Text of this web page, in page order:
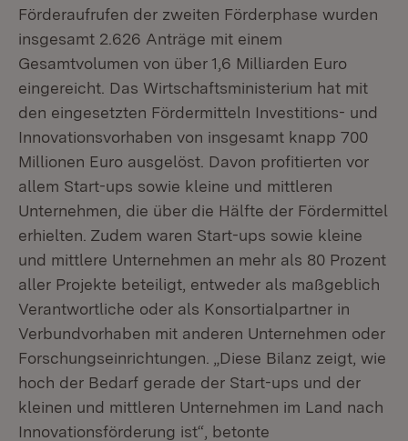
Förderaufrufen der zweiten Förderphase wurden
insgesamt 2.626 Anträge mit einem
Gesamtvolumen von über 1,6 Milliarden Euro
eingereicht. Das Wirtschaftsministerium hat mit
den eingesetzten Fördermitteln Investitions- und
Innovationsvorhaben von insgesamt knapp 700
Millionen Euro ausgelöst. Davon profitierten vor
allem Start-ups sowie kleine und mittleren
Unternehmen, die über die Hälfte der Fördermittel
erhielten. Zudem waren Start-ups sowie kleine
und mittlere Unternehmen an mehr als 80 Prozent
aller Projekte beteiligt, entweder als maßgeblich
Verantwortliche oder als Konsortialpartner in
Verbundvorhaben mit anderen Unternehmen oder
Forschungseinrichtungen. „Diese Bilanz zeigt, wie
hoch der Bedarf gerade der Start-ups und der
kleinen und mittleren Unternehmen im Land nach
Innovationsförderung ist“, betonte